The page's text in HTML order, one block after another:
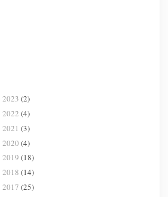
2023 (2)
2022 (4)
2021 (3)
2020 (4)
2019 (18)
2018 (14)
2017 (25)